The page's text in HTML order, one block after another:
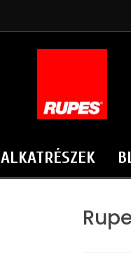
ALKATRÉSZEK